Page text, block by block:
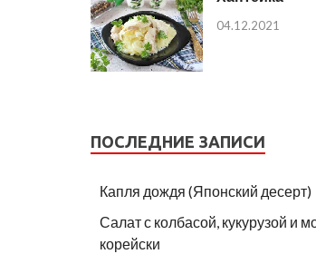
04.12.2021
ПОСЛЕДНИЕ ЗАПИСИ
Капля дождя (Японский десерт)
Салат с колбасой, кукурузой и
корейски